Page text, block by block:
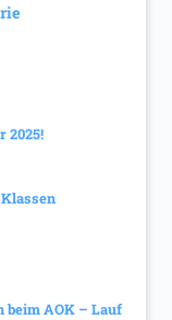
2025!
beim AOK – Lauf